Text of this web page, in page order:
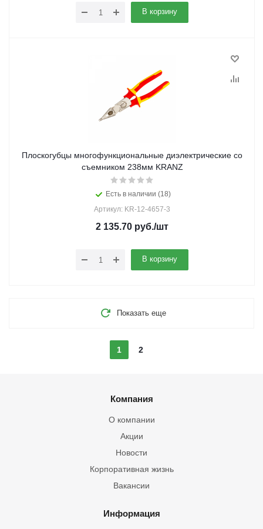
В корзину
Плоскогубцы многофункциональные диэлектрические со
съемником 238мм KRANZ
Есть в наличии (18)
Артикул: KR-12-4657-3
2 135.70 руб./шт
В корзину
Показать еще
1 2
Компания
О компании
Акции
Новости
Корпоративная жизнь
Вакансии
Информация